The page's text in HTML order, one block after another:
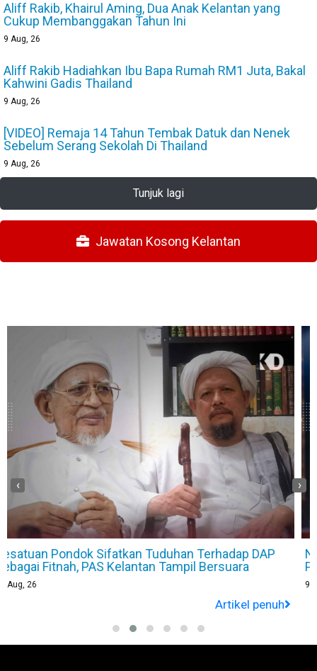
Aliff Rakib, Khairul Aming, Dua Anak Kelantan yang
Cukup Membanggakan Tahun Ini
9 Aug, 26
Aliff Rakib Hadiahkan Ibu Bapa Rumah RM1 Juta, Bakal
Kahwini Gadis Thailand
9 Aug, 26
[VIDEO] Remaja 14 Tahun Tembak Datuk dan Nenek
Sebelum Serang Sekolah Di Thailand
9 Aug, 26
Tunjuk lagi
Jawatan Kosong Kelantan
Nash Puji Syahmi Sazli Bawa Artis Otai Kembali ke
Pentas
9 Aug, 26
Artikel penuh
‹ ›